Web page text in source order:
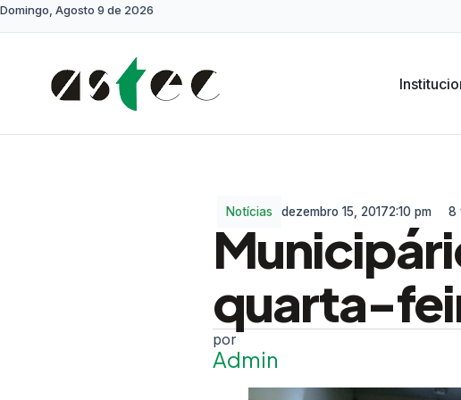
Domingo, Agosto 9 de 2026
Notícias dezembro 15, 20172:10 pm 8
quarta-
Admin